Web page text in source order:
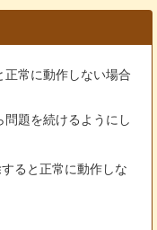
常に動作しない場合
題を続けるようにし
ると正常に動作しな